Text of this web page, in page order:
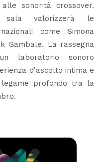
sonorità crossover.
sala valorizzerà le
come Simona
Gambale. La rassegna
laboratorio sonoro
d'ascolto intima e
profondo tra la